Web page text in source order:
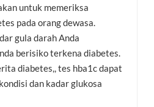
untuk memeriksa
pada orang dewasa.
gula darah Anda
berisiko terkena diabetes.
diabetes,, tes hba1c dapat
dan kadar glukosa